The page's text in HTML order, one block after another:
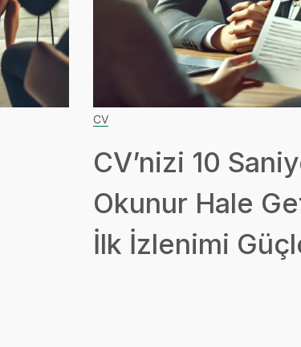
CV
CV’nizi 10
Okunur Hale
İlk İzlenimi